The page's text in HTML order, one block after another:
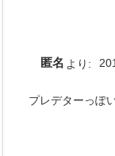
匿名 より:
プレデターっぽ